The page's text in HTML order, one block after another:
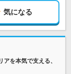
気になる
を本気で支える、